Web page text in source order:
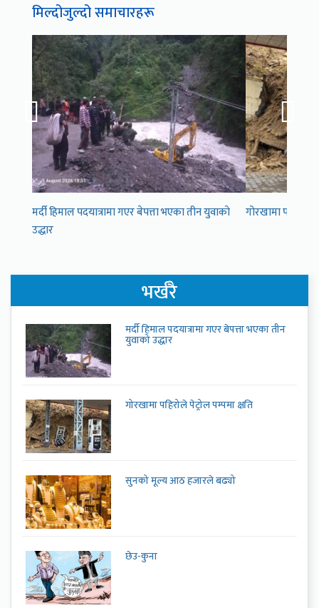
मिल्दोजुल्दो समाचारहरू
मर्दी हिमाल पदयात्रामा गएर बेपत्ता भएका तीन युवाको
उद्धार
गोरखामा पहिरोले
भर्खरै
मर्दी हिमाल पदयात्रामा गएर बेपत्ता भएका तीन
युवाको उद्धार
गोरखामा पहिरोले पेट्रोल पम्पमा क्षति
सुनको मूल्य आठ हजारले बढ्यो
छेउ-कुना